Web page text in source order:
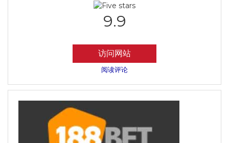
9.9
访问网站
阅读评论